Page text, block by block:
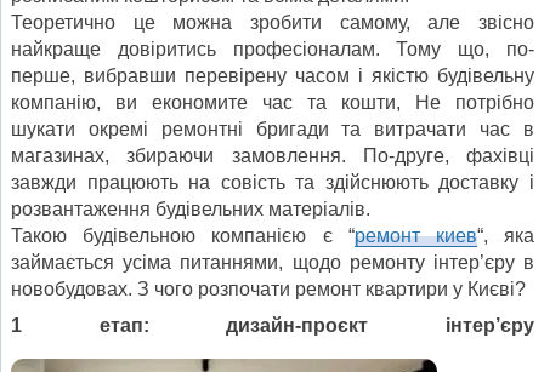
Теоретично це можна зробити самому, але звісно
найкраще довіритись професіоналам. Тому що, по-
перше, вибравши перевірену часом і якістю будівельну
компанію, ви економите час та кошти, Не потрібно
шукати окремі ремонтні бригади та витрачати час в
магазинах, збираючи замовлення. По-друге, фахівці
завжди працюють на совість та здійснюють доставку і
розвантаження будівельних матеріалів.
Такою будівельною компанією є “ремонт киев“, яка
займається усіма питаннями, щодо ремонту інтер’єру в
новобудовах. З чого розпочати ремонт квартири у Києві?
1 етап: дизайн-проєкт інтер’єру